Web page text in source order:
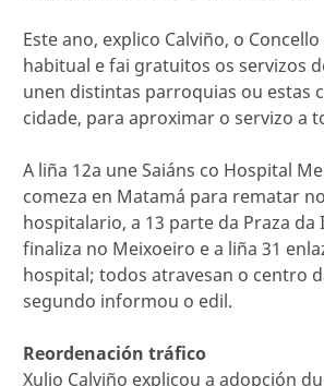
Este ano, explico Calviño, o
habitual e fai gratuitos os servizos
unen distintas parroquias ou estas
cidade, para aproximar o servizo a
A liña 12a une Saiáns co Hospital
comeza en Matamá para rematar
hospitalario, a 13 parte da Praza da
finaliza no Meixoeiro e a liña 31
hospital; todos atravesan o centro
segundo informou o edil.
Reordenación tráfico
Xulio Calviño explicou a adopción